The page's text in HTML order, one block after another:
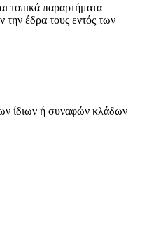
τοπικά παραρτήματα
έδρα τους εντός των
ίδιων ή συναφών κλάδων